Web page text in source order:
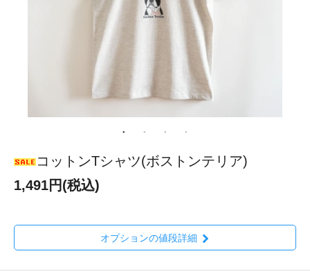
コットンTシャツ(ボストンテリア)
1,491円(税込)
オプションの値段詳細